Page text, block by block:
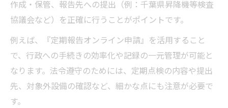
作成・保管、報告先への提出（例：千葉県昇降機等検査
協議会など）を正確に行うことがポイントです。
例えば、『定期報告オンライン申請』を活用すること
で、行政への手続きの効率化や記録の一元管理が可能と
なります。法令遵守のためには、定期点検の内容や提出
先、対象外設備の確認など、細かな点にも注意が必要で
す。